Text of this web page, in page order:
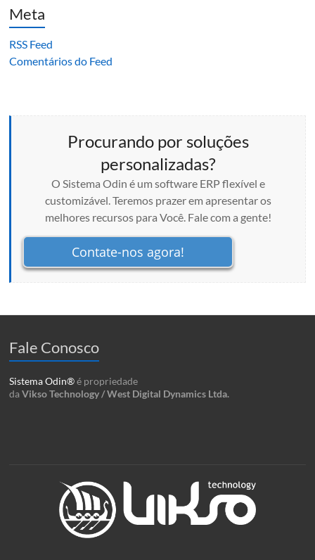
Meta
RSS Feed
Comentários do Feed
Procurando por soluções
personalizadas?
O Sistema Odin é um software ERP flexível e
customizável. Teremos prazer em apresentar os
melhores recursos para Você. Fale com a gente!
Contate-nos agora!
Fale Conosco
Sistema Odin®é propriedade
daVikso Technology / West Digital Dynamics Ltda.